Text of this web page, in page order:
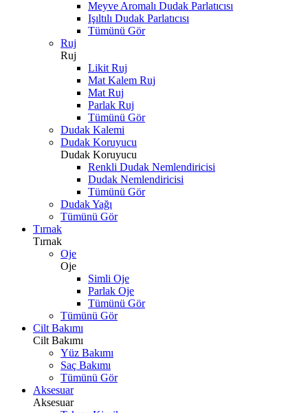
Meyve Aromalı Dudak Parlatıcısı
Işıltılı Dudak Parlatıcısı
Tümünü Gör
Ruj
Ruj
Likit Ruj
Mat Kalem Ruj
Mat Ruj
Parlak Ruj
Tümünü Gör
Dudak Kalemi
Dudak Koruyucu
Dudak Koruyucu
Renkli Dudak Nemlendiricisi
Dudak Nemlendiricisi
Tümünü Gör
Dudak Yağı
Tümünü Gör
Tırnak
Tırnak
Oje
Oje
Simli Oje
Parlak Oje
Tümünü Gör
Tümünü Gör
Cilt Bakımı
Cilt Bakımı
Yüz Bakımı
Saç Bakımı
Tümünü Gör
Aksesuar
Aksesuar